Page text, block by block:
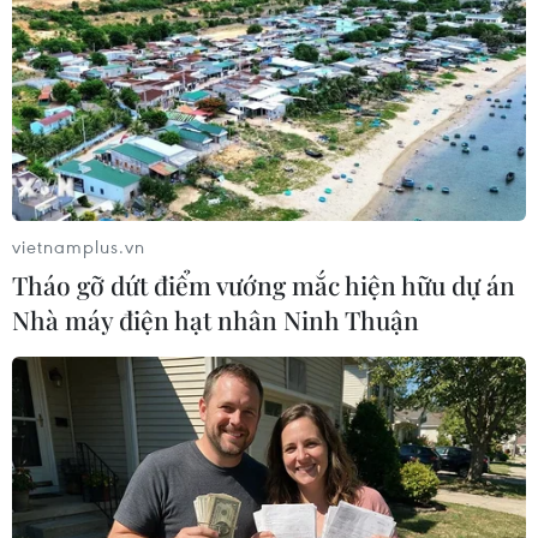
Nigeria: Hai cuộc tấn công đẫm máu xảy
ra trong vòng 1 tuần
26/05/2019 00:25
Ngày 25/5, lực lượng phiến quân Hồi giáo đã sát hại ít
nhất 25 binh sỹ và một số dân thường trong một cuộc
phục kích ở khu vực Đông Bắc Nigeria.
vietnamplus.vn
Tháo gỡ dứt điểm vướng mắc hiện hữu dự án
Nhà máy điện hạt nhân Ninh Thuận